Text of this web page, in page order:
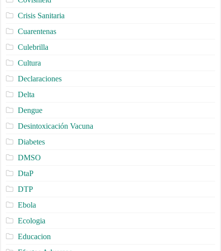
Crisis Sanitaria
Cuarentenas
Culebrilla
Cultura
Declaraciones
Delta
Dengue
Desintoxicación Vacuna
Diabetes
DMSO
DtaP
DTP
Ebola
Ecologia
Educacion